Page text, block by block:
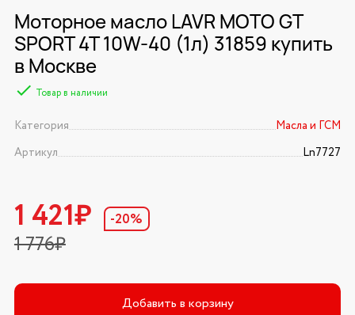
Моторное масло LAVR MOTO GT
SPORT 4T 10W-40 (1л) 31859 купить
в Москве
Товар в наличии
Категория
Масла и ГСМ
Артикул
Ln7727
1 421₽
1 776₽
-20%
Добавить в корзину